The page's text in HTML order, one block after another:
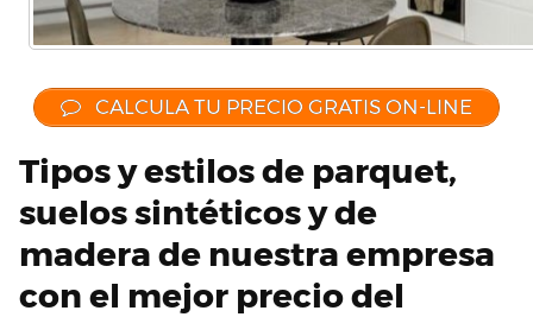
CALCULA TU PRECIO GRATIS ON-LINE
Tipos y estilos de parquet,
suelos sintéticos y de
madera de nuestra empresa
con el mejor precio del